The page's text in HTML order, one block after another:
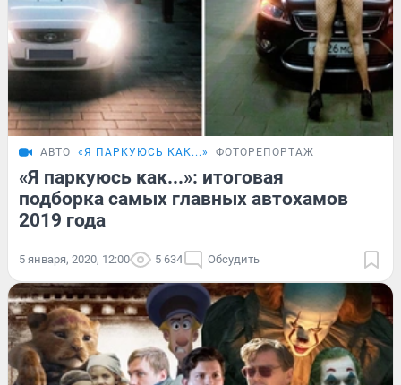
АВТО «Я ПАРКУЮСЬ КАК...» ФОТОРЕПОРТАЖ
«Я паркуюсь как...»: итоговая
подборка самых главных автохамов
2019 года
5 января, 2020, 12:00 5 634 Обсудить